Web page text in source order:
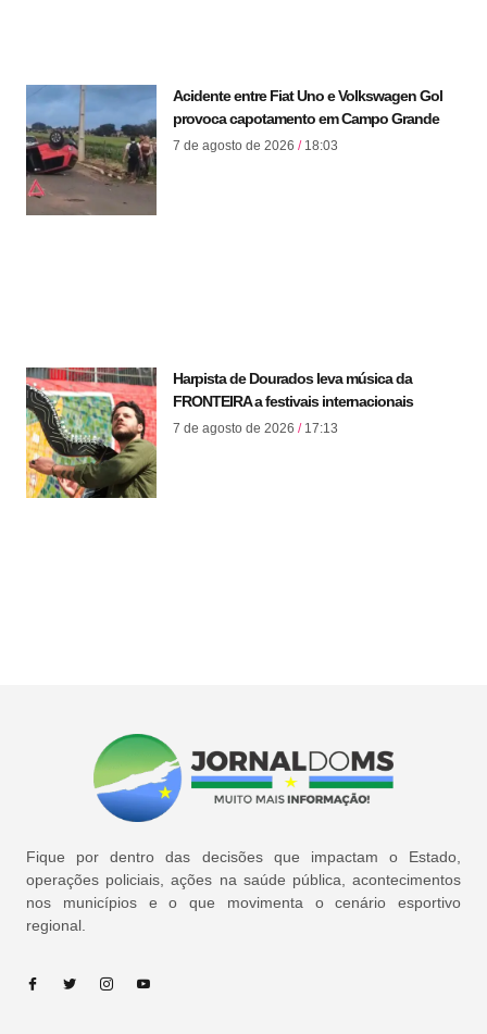
Acidente entre Fiat Uno e Volkswagen Gol
provoca capotamento em Campo Grande
7 de agosto de 2026 18:03
Harpista de Dourados leva música da
FRONTEIRA a festivais internacionais
7 de agosto de 2026 17:13
Fique por dentro das decisões que impactam o Estado,
operações policiais, ações na saúde pública, acontecimentos
nos municípios e o que movimenta o cenário esportivo
regional.